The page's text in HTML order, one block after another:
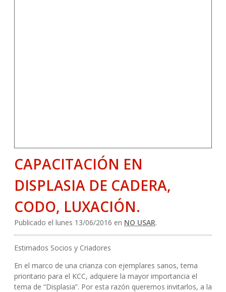
CAPACITACIÓN EN
DISPLASIA DE CADERA,
CODO, LUXACIÓN.
Publicado el lunes 13/06/2016 en NO USAR.
Estimados Socios y Criadores
En el marco de una crianza con ejemplares sanos, tema
prioritario para el KCC, adquiere la mayor importancia el
tema de “Displasia”. Por esta razón queremos invitarlos, a la